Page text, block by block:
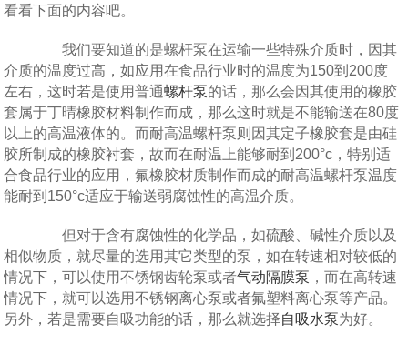
看看下面的内容吧。
我们要知道的是螺杆泵在运输一些特殊介质时，因其
介质的温度过高，如应用在食品行业时的温度为150到200度
左右，这时若是使用普通螺杆泵的话，那么会因其使用的橡胶
套属于丁晴橡胶材料制作而成，那么这时就是不能输送在80度
以上的高温液体的。而耐高温螺杆泵则因其定子橡胶套是由硅
胶所制成的橡胶衬套，故而在耐温上能够耐到200°c，特别适
合食品行业的应用，氟橡胶材质制作而成的耐高温螺杆泵温度
能耐到150°c适应于输送弱腐蚀性的高温介质。
但对于含有腐蚀性的化学品，如硫酸、碱性介质以及
相似物质，就尽量的选用其它类型的泵，如在转速相对较低的
情况下，可以使用不锈钢齿轮泵或者气动隔膜泵 ，而在高转速
情况下，就可以选用不锈钢离心泵或者氟塑料离心泵等产品。
另外，若是需要自吸功能的话，那么就选择自吸水泵为好。